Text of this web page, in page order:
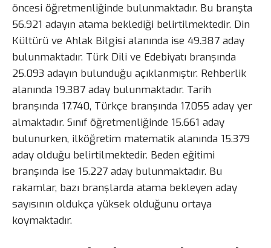
öncesi öğretmenliğinde bulunmaktadır. Bu branşta
56.921 adayın atama beklediği belirtilmektedir. Din
Kültürü ve Ahlak Bilgisi alanında ise 49.387 aday
bulunmaktadır. Türk Dili ve Edebiyatı branşında
25.093 adayın bulunduğu açıklanmıştır. Rehberlik
alanında 19.387 aday bulunmaktadır. Tarih
branşında 17.740, Türkçe branşında 17.055 aday yer
almaktadır. Sınıf öğretmenliğinde 15.661 aday
bulunurken, ilköğretim matematik alanında 15.379
aday olduğu belirtilmektedir. Beden eğitimi
branşında ise 15.227 aday bulunmaktadır. Bu
rakamlar, bazı branşlarda atama bekleyen aday
sayısının oldukça yüksek olduğunu ortaya
koymaktadır.